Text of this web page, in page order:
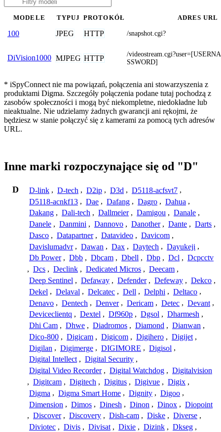
MODELE TYPUJ PROTOKÓŁ ADRES URL
100 JPEG HTTP /snapshot.cgi?
DiVision1000 MJPEG HTTP
/
SSWORD]
* iSpyConnect nie ma powiązań, połączenia ani stowarzyszenia z
produktami Digma. Szczegóły połączenia podane tutaj pochodzą z
zasobów społeczności i mogą być niekompletne, niedokładne lub
nieaktualne. Nie udzielamy żadnych gwarancji ani rękojmi, że
będziesz w stanie połączyć się z kamerami za pomocą tych adresów
URL.
Inne marki rozpoczynające się od "D"
D D-link , D-tech , D2ip , D3d , D5118-acfsvt7 ,
D5118-acnkf13 , Dae , Dafang , Dagro , Dahua ,
Dakang , Dali-tech , Dallmeier , Damigou , Danale ,
Danele , Danmini , Dannovo , Danother , Dante , Darts ,
Dasco , Datapartner , Datavideo , Davicom ,
Davislumadvr , Dawan , Dax , Daytech , Dayukeji ,
Db Power , Dbb , Dbcam , Dbell , Dbp , Dcl , Dcpcctv
, Dcs , Declink , Dedicated Micros , Deecam ,
Deep Sentinel , Defaway , Defender , Defeway , Dekco ,
Dekel , Delaval , Delcatec , Dell , Delphi , Deltaco ,
Denavo , Dentech , Denver , Dericam , Detec , Devant ,
Deviceclientq , Dextel , Df960p , Dgsol , Dharmesh ,
Dhi Cam , Dhwe , Diadromos , Diamond , Dianwan ,
Dico-800 , Digicam , Digicom , Digihero , Digijet ,
Digilan , Digimerge , DIGIMORE , Digisol ,
Digital Intellect , Digital Security ,
Digital Video Recorder , Digital Watchdog , Digitalvision
, Digitcam , Digitech , Digitus , Digivue , Digix ,
Digma , Digma Smart Home , Dignity , Digoo ,
Dimension , Dimos , Dinesh , Dinon , Dinox , Diopoint
, Discover , Discovery , Dish-cam , Diske , Diverse ,
Diviotec , Divis , Divisat , Dixie , Dizink , Dkseg ,